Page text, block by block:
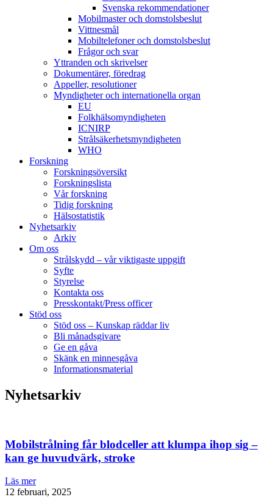
Svenska rekommendationer
Mobilmaster och domstolsbeslut
Vittnesmål
Mobiltelefoner och domstolsbeslut
Frågor och svar
Yttranden och skrivelser
Dokumentärer, föredrag
Appeller, resolutioner
Myndigheter och internationella organ
EU
Folkhälsomyndigheten
ICNIRP
Strålsäkerhetsmyndigheten
WHO
Forskning
Forskningsöversikt
Forskningslista
Vår forskning
Tidig forskning
Hälsostatistik
Nyhetsarkiv
Arkiv
Om oss
Strålskydd – vår viktigaste uppgift
Syfte
Styrelse
Kontakta oss
Presskontakt/Press officer
Stöd oss
Stöd oss – Kunskap räddar liv
Bli månadsgivare
Ge en gåva
Skänk en minnesgåva
Informationsmaterial
Nyhetsarkiv
Mobilstrålning får blodceller att klumpa ihop sig –
kan ge huvudvärk, stroke
Läs mer
12 februari, 2025